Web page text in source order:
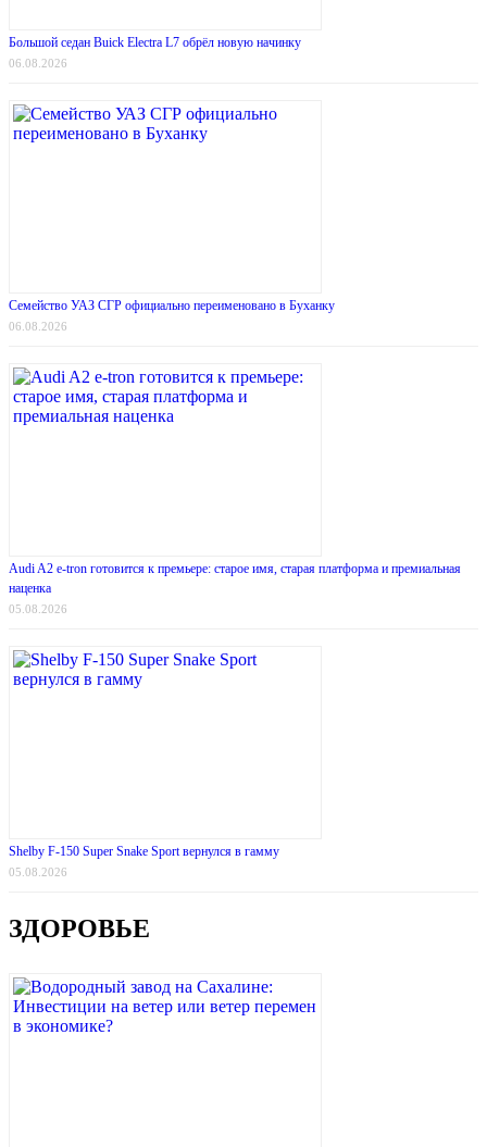
Большой седан Buick Electra L7 обрёл новую начинку
06.08.2026
Семейство УАЗ СГР официально переименовано в Буханку
06.08.2026
Audi A2 e-tron готовится к премьере: старое имя, старая платформа и премиальная
наценка
05.08.2026
Shelby F-150 Super Snake Sport вернулся в гамму
05.08.2026
ЗДОРОВЬЕ